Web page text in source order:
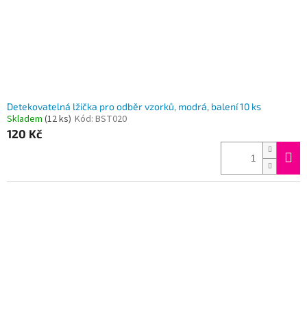
Detekovatelná lžička pro odběr vzorků, modrá, balení 10 ks
Skladem (12 ks) Kód: BST020
120 Kč